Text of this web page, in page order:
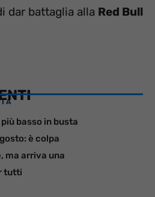
dar battaglia alla Red Bull
basso in busta
è colpa
ma arriva una
tutti